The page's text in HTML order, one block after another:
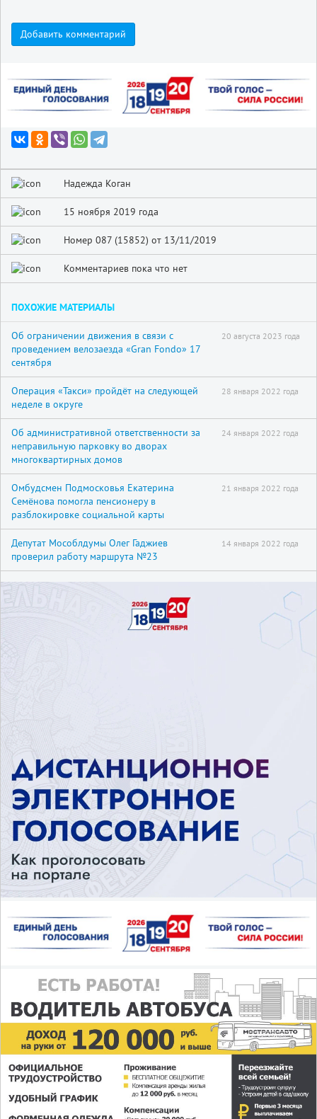
Добавить комментарий
Надежда Коган
15 ноября 2019 года
Номер 087 (15852) от 13/11/2019
Комментариев пока что нет
ПОХОЖИЕ МАТЕРИАЛЫ
Об ограничении движения в связи с
проведением велозаезда «Gran Fondo» 17
сентября
20 августа 2023 года
Операция «Такси» пройдёт на следующей
неделе в округе
28 января 2022 года
Об административной ответственности за
неправильную парковку во дворах
многоквартирных домов
24 января 2022 года
Омбудсмен Подмосковья Екатерина
Семёнова помогла пенсионеру в
разблокировке социальной карты
21 января 2022 года
Депутат Мособлдумы Олег Гаджиев
проверил работу маршрута №23
14 января 2022 года